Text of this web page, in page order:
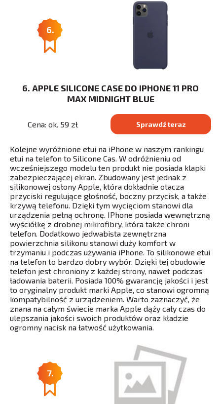
6.
6. APPLE SILICONE CASE DO IPHONE 11 PRO
MAX MIDNIGHT BLUE
Cena: ok. 59 zł Sprawdź teraz
Kolejne wyróżnione etui na iPhone w naszym rankingu
etui na telefon to Silicone Cas. W odróżnieniu od
wcześniejszego modelu ten produkt nie posiada klapki
zabezpieczającej ekran. Zbudowany jest jednak z
silikonowej osłony Apple, która dokładnie otacza
przyciski regulujące głośność, boczny przycisk, a także
krzywą telefonu. Dzięki tym wycięciom stanowi dla
urządzenia pełną ochronę. IPhone posiada wewnętrzną
wyściółkę z drobnej mikrofibry, która także chroni
telefon. Dodatkowo jedwabista zewnętrzna
powierzchnia silikonu stanowi duży komfort w
trzymaniu i podczas używania iPhone. To silikonowe etui
na telefon to bardzo dobry wybór. Dzięki tej obudowie
telefon jest chroniony z każdej strony, nawet podczas
ładowania baterii. Posiada 100% gwarancję jakości i jest
to oryginalny produkt marki Apple, co stanowi ogromną
kompatybilność z urządzeniem. Warto zaznaczyć, że
znana na całym świecie marka Apple dąży cały czas do
ulepszania jakości swoich produktów oraz kładzie
ogromny nacisk na łatwość użytkowania.
7.